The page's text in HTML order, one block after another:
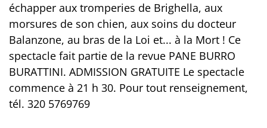
échapper aux tromperies de Brighella, aux
morsures de son chien, aux soins du docteur
Balanzone, au bras de la Loi et... à la Mort ! Ce
spectacle fait partie de la revue PANE BURRO
BURATTINI. ADMISSION GRATUITE Le spectacle
commence à 21 h 30. Pour tout renseignement,
tél. 320 5769769